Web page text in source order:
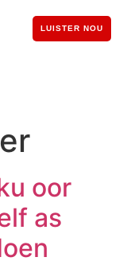
LUISTER NOU
oor
as